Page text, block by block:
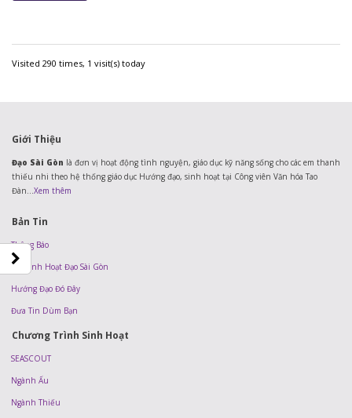
Visited 290 times, 1 visit(s) today
Giới Thiệu
Đạo Sài Gòn là đơn vị hoạt động tình nguyện, giáo dục kỹ năng sống cho các em thanh
thiếu nhi theo hệ thống giáo dục Hướng đạo, sinh hoạt tại Công viên Văn hóa Tao
Đàn...Xem thêm
Bản Tin
Thông Báo
Tin Sinh Hoạt Đạo Sài Gòn
Hướng Đạo Đó Đây
Đưa Tin Dùm Bạn
Chương Trình Sinh Hoạt
SEASCOUT
Ngành Ấu
Ngành Thiếu